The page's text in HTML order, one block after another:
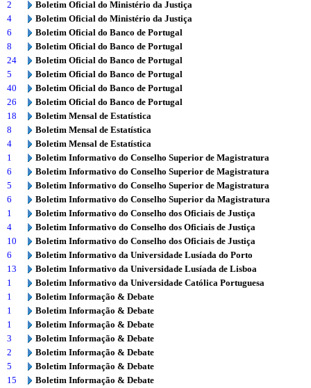
2
Boletim Oficial do Ministério da Justiça
4
Boletim Oficial do Ministério da Justiça
6
Boletim Oficial do Banco de Portugal
8
Boletim Oficial do Banco de Portugal
24
Boletim Oficial do Banco de Portugal
5
Boletim Oficial do Banco de Portugal
40
Boletim Oficial do Banco de Portugal
26
Boletim Oficial do Banco de Portugal
18
Boletim Mensal de Estatística
8
Boletim Mensal de Estatística
4
Boletim Mensal de Estatística
1
Boletim Informativo do Conselho Superior de Magistratura
6
Boletim Informativo do Conselho Superior de Magistratura
5
Boletim Informativo do Conselho Superior de Magistratura
6
Boletim Informativo do Conselho Superior da Magistratura
1
Boletim Informativo do Conselho dos Oficiais de Justiça
4
Boletim Informativo do Conselho dos Oficiais de Justiça
10
Boletim Informativo do Conselho dos Oficiais de Justiça
6
Boletim Informativo da Universidade Lusíada do Porto
13
Boletim Informativo da Universidade Lusíada de Lisboa
1
Boletim Informativo da Universidade Católica Portuguesa
1
Boletim Informação & Debate
1
Boletim Informação & Debate
1
Boletim Informação & Debate
3
Boletim Informação & Debate
2
Boletim Informação & Debate
5
Boletim Informação & Debate
15
Boletim Informação & Debate